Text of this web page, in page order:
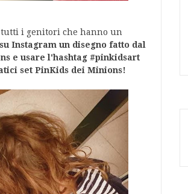
tutti i genitori che hanno un
Instagram un disegno fatto dal
e usare l'hashtag #pinkidsart
set PinKids dei Minions!